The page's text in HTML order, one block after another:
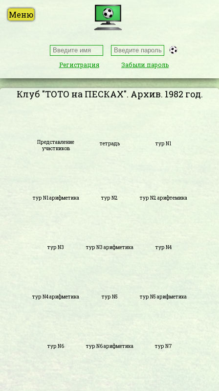
Регистрация Забыли пароль
Клуб "ТОТО на ПЕСКАХ". Архив. 1982 год.
Представление
участников
тетрадь тур N1
тур N1 арифметика тур N2 тур N2 арифтемика
тур N3 тур N3 арифметика тур N4
тур N4 арифметика тур N5 тур N5 арифметика
тур N6 тур N6 арифметика тур N7